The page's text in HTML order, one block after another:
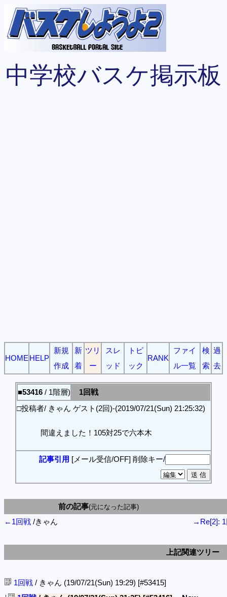
中学校バスケ掲示板
HOME HELP
新規
作成
新
着
ツリ
ー
スレ
ッド
トピ
ック
RANK
ファイ
ル一覧
検
索
過
去
■53416 / 1階層)
1回戦
□投稿者/ きゃん ゲスト(2回)-(2019/07/21(Sun) 21:25:32)
間違えました！105対25で六本木
記事引用 [メール受信/OFF] 削除キー/
前の記事(元になった記事)
←1回戦 /きゃん →Re[2]:
上記関連ツリー
1回戦 / きゃん (19/07/21(Sun) 19:29) [#53415]